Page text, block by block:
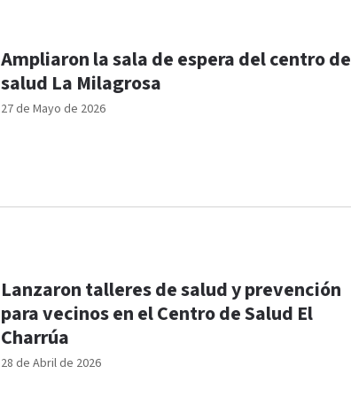
27 de Mayo de 2026
Ampliaron la sala de espera del centro de
salud La Milagrosa
28 de Abril de 2026
Lanzaron talleres de salud y prevención
para vecinos en el Centro de Salud El
Charrúa